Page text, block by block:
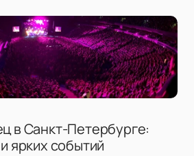
в Санкт-Петербурге:
ярких событий